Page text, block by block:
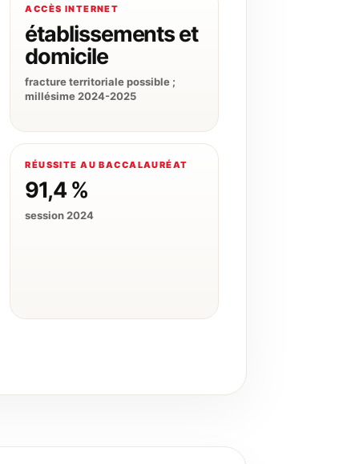
ACCÈS INTERNET
établissements et
domicile
fracture territoriale possible ;
millésime 2024-2025
RÉUSSITE AU BACCALAURÉAT
91,4 %
session 2024